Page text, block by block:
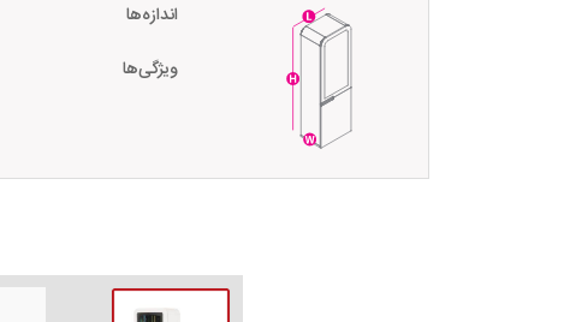
اندازه‌ها
ویژگی‌ها